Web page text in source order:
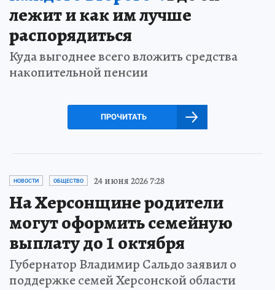
лежит и как им лучше
распорядиться
Куда выгоднее всего вложить средства
накопительной пенсии
ПРОЧИТАТЬ
НОВОСТИ ОБЩЕСТВО 24 июня 2026 7:28
На Херсонщине родители
могут оформить семейную
выплату до 1 октября
Губернатор Владимир Сальдо заявил о
поддержке семей Херсонской области